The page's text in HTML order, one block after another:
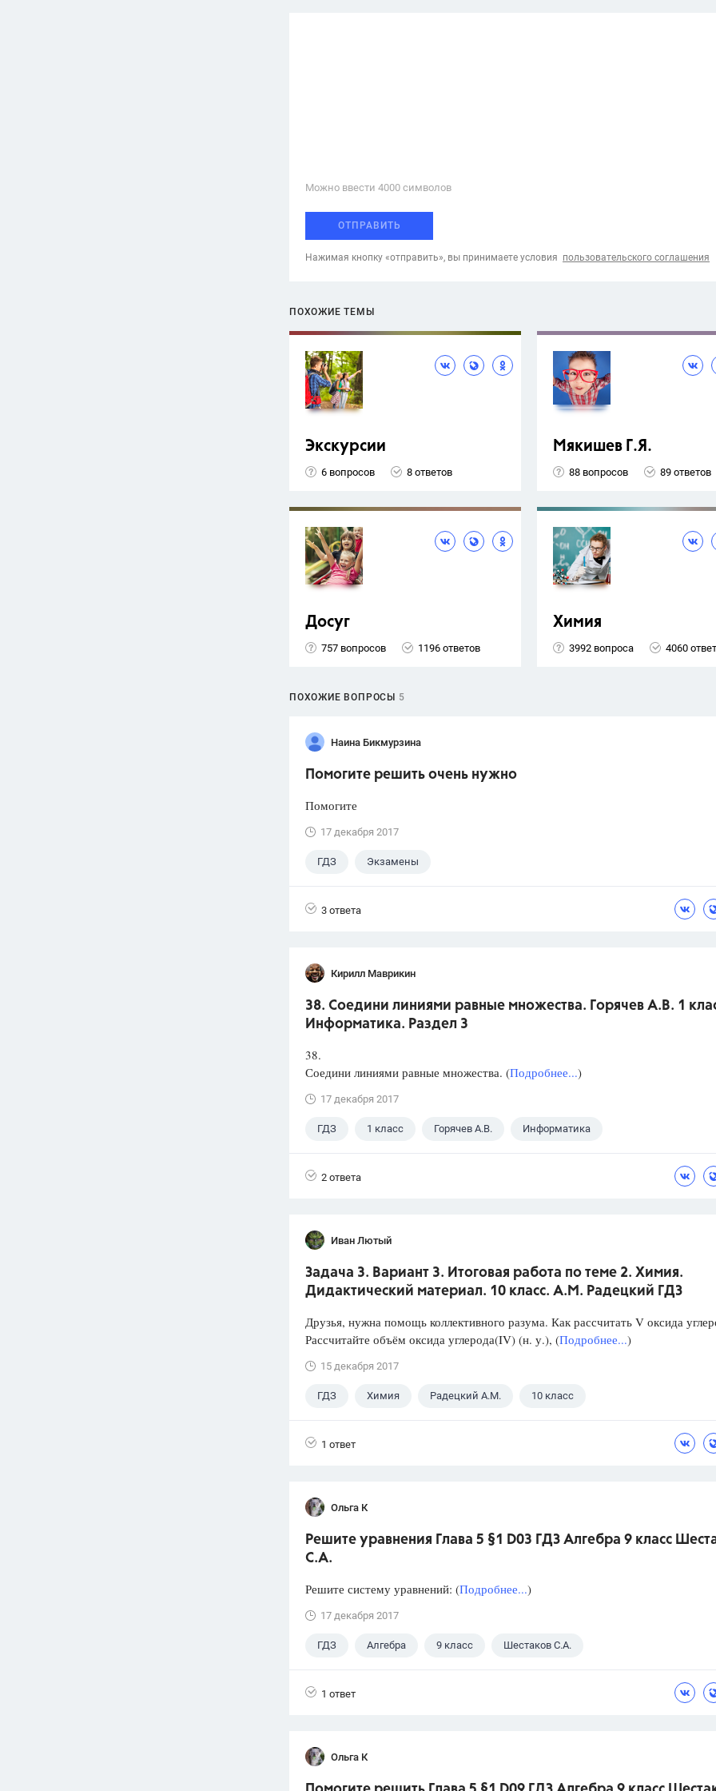
Можно ввести 4000 cимволов
ОТПРАВИТЬ
Нажимая кнопку «отправить», вы принимаете условия пользовательского соглашения
ПОХОЖИЕ ТЕМЫ
Экскурсии
6 вопросов 8 ответов
Мякишев Г.Я.
88 вопросов 89 ответов
Досуг
757 вопросов 1196 ответов
Химия
3992 вопроса 4060
ПОХОЖИЕ ВОПРОСЫ 5
Наина Бикмурзина
Помогите решить очень нужно
Помогите
17 декабря 2017
ГДЗ Экзамены
3 ответа
Кирилл Маврикин
38. Соедини линиями равные множества. Горячев А.В. 1
Информатика. Раздел 3
38.
Соедини линиями равные множества. (Подробнее...)
17 декабря 2017
ГДЗ 1 класс Горячев А.В. Информатика
2 ответа
Иван Лютый
Задача 3. Вариант 3. Итоговая работа по теме 2. Химия.
Дидактический материал. 10 класс. А.М. Радецкий ГДЗ
Друзья, нужна помощь коллективного разума. Как рассчитать V оксида
Рассчитайте объём оксида углерода(IV) (н. у.), (Подробнее...)
15 декабря 2017
ГДЗ Химия Радецкий А.М. 10 класс
1 ответ
Ольга К
Решите уравнения Глава 5 §1 D03 ГДЗ Алгебра 9 класс
С.А.
Решите систему уравнений: (Подробнее...)
17 декабря 2017
ГДЗ Алгебра 9 класс Шестаков С.А.
1 ответ
Ольга К